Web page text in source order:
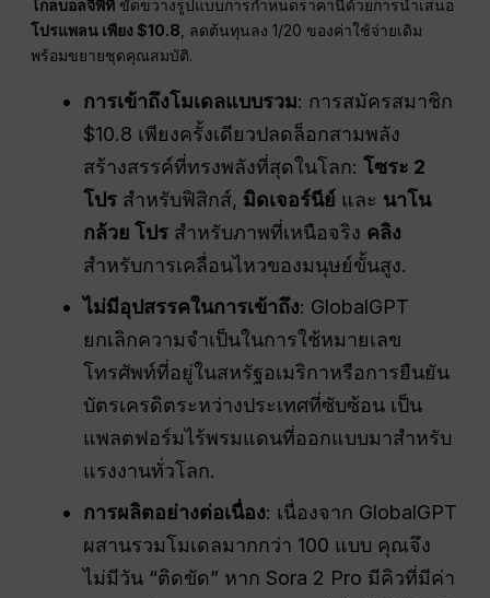
โกลบอลจีพีที ขัดขวางรูปแบบการกำหนดราคานี้ด้วยการนำเสนอ
โปรแพลน เพียง $10.8 , ลดต้นทุนลง 1/20 ของค่าใช้จ่ายเดิม
พร้อมขยายชุดคุณสมบัติ.
การเข้าถึงโมเดลแบบรวม: การสมัครสมาชิก
$10.8 เพียงครั้งเดียวปลดล็อกสามพลัง
สร้างสรรค์ที่ทรงพลังที่สุดในโลก:โซระ 2
โปร สำหรับฟิสิกส์, มิดเจอร์นีย์ และ นาโน
กล้วย โปร สำหรับภาพที่เหนือจริง คลิง
สำหรับการเคลื่อนไหวของมนุษย์ขั้นสูง.
ไม่มีอุปสรรคในการเข้าถึง: GlobalGPT
ยกเลิกความจำเป็นในการใช้หมายเลข
โทรศัพท์ที่อยู่ในสหรัฐอเมริกาหรือการยืนยัน
บัตรเครดิตระหว่างประเทศที่ซับซ้อน เป็น
แพลตฟอร์มไร้พรมแดนที่ออกแบบมาสำหรับ
แรงงานทั่วโลก.
การผลิตอย่างต่อเนื่อง: เนื่องจาก GlobalGPT
ผสานรวมโมเดลมากกว่า 100 แบบ คุณจึง
ไม่มีวัน “ติดขัด” หาก Sora 2 Pro มีคิวที่มีค่า